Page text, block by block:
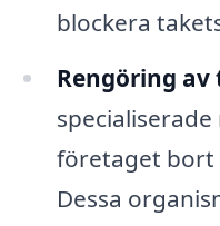
blockera
Rengöring
företaget bort
Dessa